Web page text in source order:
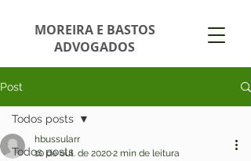
MOREIRA E BASTOS
ADVOGADOS
Post
Todos posts
Todos posts
hbussularr
10 de out. de 20202 min de leitura